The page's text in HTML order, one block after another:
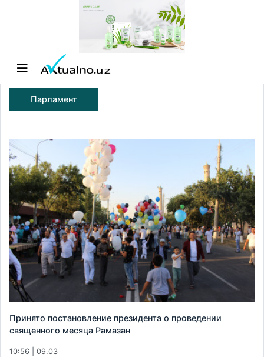
Парламент
Принято постановление президента о проведении
священного месяца Рамазан
10:56 | 09.03